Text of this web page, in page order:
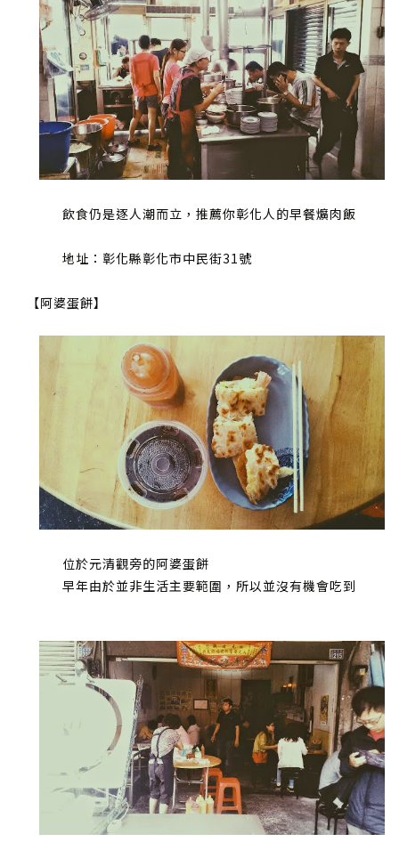
飲食仍是逐人潮而立，推薦你彰化人的早餐爌肉飯
地址：彰化縣彰化市中民街31號
【阿婆蛋餅】
位於元清觀旁的阿婆蛋餅
早年由於並非生活主要範圍，所以並沒有機會吃到